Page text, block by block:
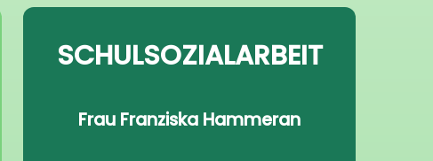
SCHULSOZIALARBEIT
Frau Franziska Hammeran